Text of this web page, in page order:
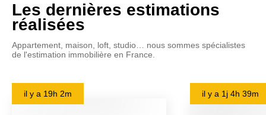
Les dernières estimations
réalisées
Appartement, maison, loft, studio… nous sommes spécialistes
de l'estimation immobilière en France.
il y a 19h 2m il y a 1j 4h 39m